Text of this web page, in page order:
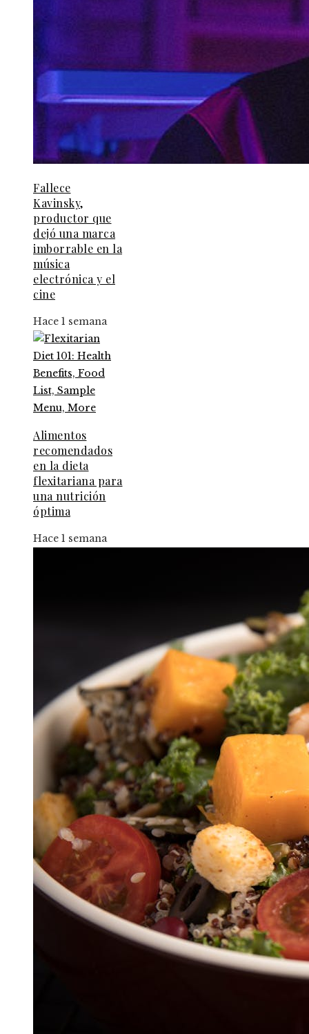
Fallece
Kavinsky,
productor que
dejó una marca
imborrable en la
música
electrónica y el
cine
Hace 1 semana
Alimentos
recomendados
en la dieta
flexitariana para
una nutrición
óptima
Hace 1 semana